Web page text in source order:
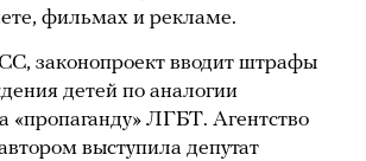
фильмах и рекламе.
законопроект вводит штрафы
детей по аналогии
«пропаганду» ЛГБТ. Агентство
выступила депутат